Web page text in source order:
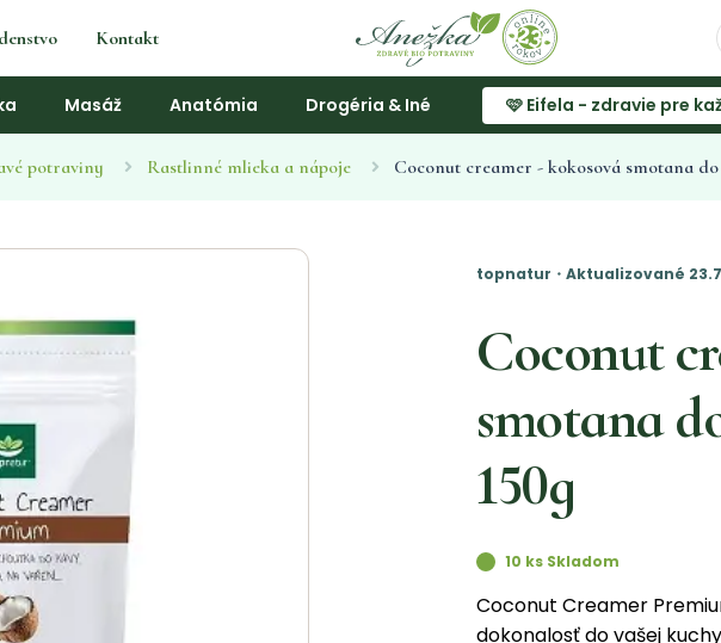
Kontakt
Masáž Anatómia Drogéria & Iné 🩷 Eifela - zdravie pre
potraviny Rastlinné mlieka a nápoje Coconut creamer - kokosová smotana
topnatur・Aktualizované
Coconut
smotana
150g
10 ks Skladom
Coconut Creamer
dokonalosť do vašej